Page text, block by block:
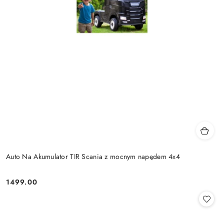
Auto Na Akumulator TIR Scania z mocnym napędem 4x4
Cena:
1499.00